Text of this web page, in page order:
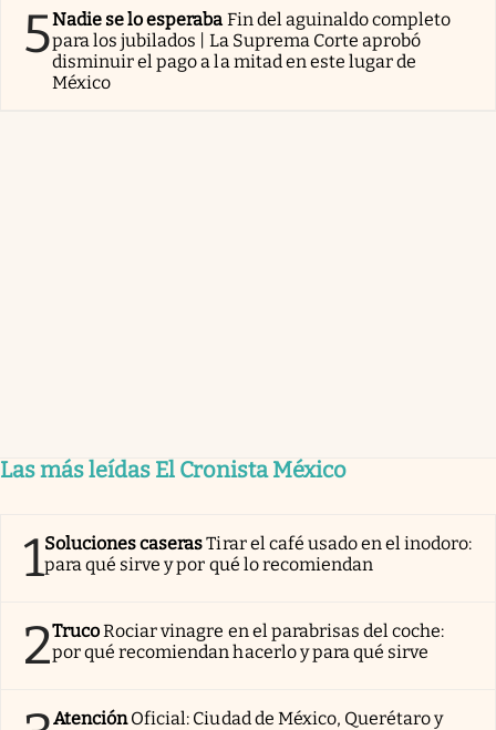
5Nadie se lo esperaba Fin del aguinaldo completo
para los jubilados | La Suprema Corte aprobó
disminuir el pago a la mitad en este lugar de
México
Las más leídas El Cronista México
1Soluciones caserasTirar el café usado en el inodoro:
para qué sirve y por qué lo recomiendan
2TrucoRociar vinagre en el parabrisas del coche:
por qué recomiendan hacerlo y para qué sirve
AtenciónOficial: Ciudad de México, Querétaro y